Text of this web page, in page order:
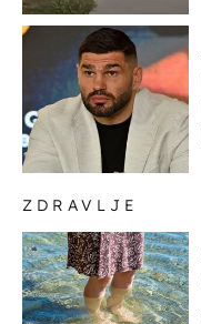
ZDRAVLJE